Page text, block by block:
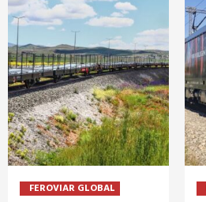
FEROVIAR GLOBAL